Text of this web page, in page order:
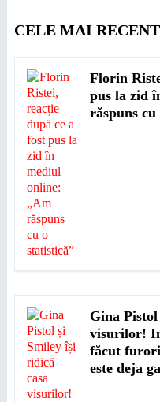
CELE MAI
Florin
pus la zid
răspuns
Gina
visurilor!
făcut
este deja